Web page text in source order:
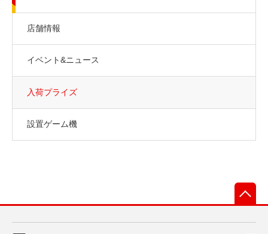
店舗情報
イベント&ニュース
入荷プライズ
設置ゲーム機